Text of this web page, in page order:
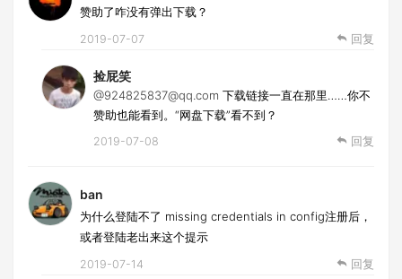
赞助了咋没有弹出下载？
2019-07-07 回复
捡屁笑
@924825837@qq.com 下载链接一直在那里……你不
赞助也能看到。“网盘下载”看不到？
2019-07-08 回复
ban
为什么登陆不了 missing credentials in config注册后，
或者登陆老出来这个提示
2019-07-14 回复